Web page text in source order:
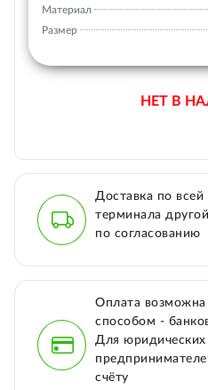
Материал
Размер
НЕТ В
Доставка по
терминала
по согласованию
Оплата
способом -
Для
счёту